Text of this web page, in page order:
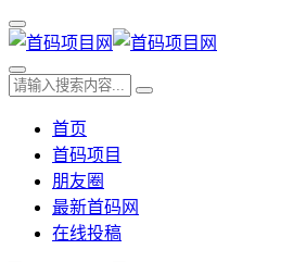
首页
首码项目
朋友圈
最新首码网
在线投稿